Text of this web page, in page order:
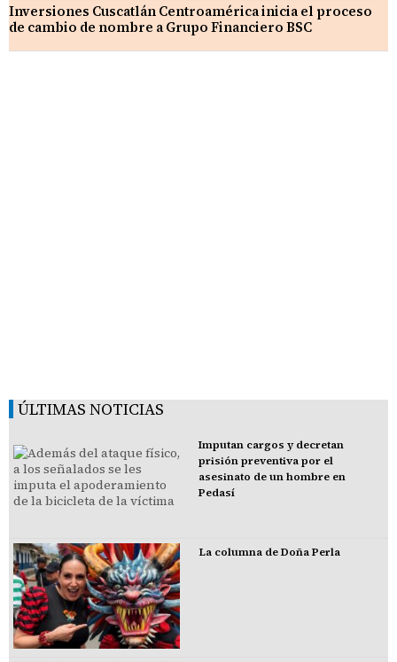
Inversiones Cuscatlán Centroamérica inicia el proceso
de cambio de nombre a Grupo Financiero BSC
ÚLTIMAS NOTICIAS
Imputan cargos y decretan
prisión preventiva por el
asesinato de un hombre en
Pedasí
La columna de Doña Perla